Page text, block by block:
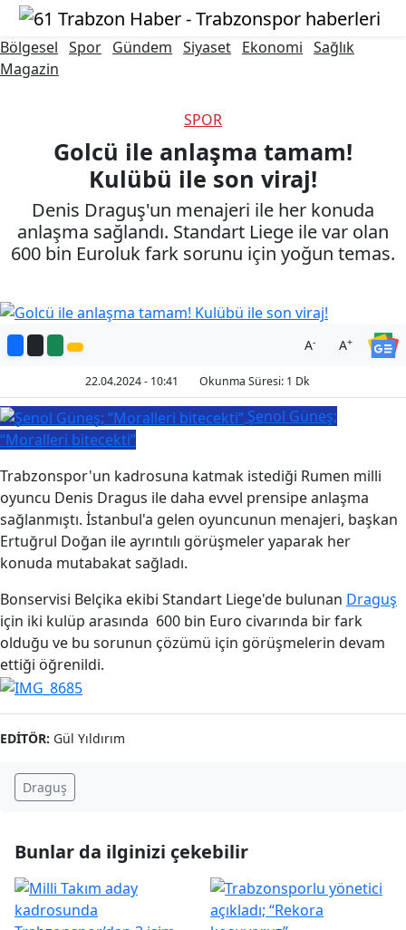
Bölgesel Spor Gündem Siyaset Ekonomi Sağlık
Magazin
SPOR
Golcü ile anlaşma tamam!
Kulübü ile son viraj!
Denis Draguş'un menajeri ile her konuda
anlaşma sağlandı. Standart Liege ile var olan
600 bin Euroluk fark sorunu için yoğun temas.
A- A+
22.04.2024 - 10:41 Okunma Süresi: 1 Dk
Şenol Güneş;
“Moralleri bitecekti”
Trabzonspor'un kadrosuna katmak istediği Rumen milli
oyuncu Denis Dragus ile daha evvel prensipe anlaşma
sağlanmıştı. İstanbul'a gelen oyuncunun menajeri, başkan
Ertuğrul Doğan ile ayrıntılı görüşmeler yaparak her
konuda mutabakat sağladı.
Bonservisi Belçika ekibi Standart Liege'de bulunan Draguş
için iki kulüp arasında 600 bin Euro civarında bir fark
olduğu ve bu sorunun çözümü için görüşmelerin devam
ettiği öğrenildi.
EDITÖR: Gül Yıldırım
Draguş
Bunlar da ilginizi çekebilir